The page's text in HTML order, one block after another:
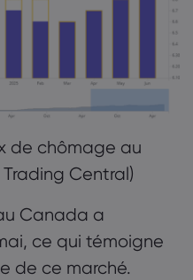
de chômage au
Central)
Canada a
ce qui témoigne
de ce marché.